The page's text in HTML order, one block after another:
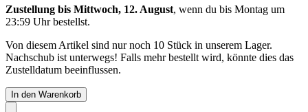
Zustellung bis Mittwoch, 12. August, wenn du bis Montag um
23:59 Uhrbestellst.
Von diesem Artikel sind nur noch 10 Stück in unserem Lager.
Nachschub ist unterwegs! Falls mehr bestellt wird, könnte dies das
Zustelldatum beeinflussen.
In den Warenkorb